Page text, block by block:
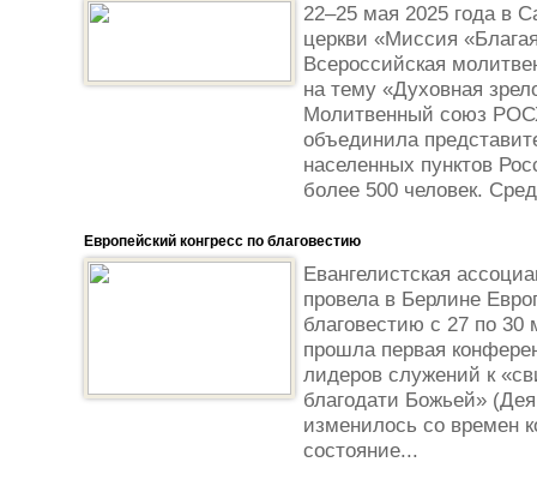
22–25 мая 2025 года в
церкви «Миссия
Всероссийская
на тему «Духовная
Молитвенный союз
объединила
населенных пунктов
более 500 человек.
Европейский конгресс по благовестию
Евангелистская
провела в Берлине
благовестию с 27 по
прошла первая
лидеров служений к
благодати Божьей»
изменилось со времен
состояние...